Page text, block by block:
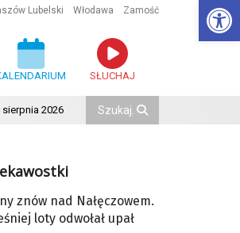
Lubelski Włodawa Zamość
SŁUCHAJ
2026
znów nad Nałęczowem.
loty odwołał upał